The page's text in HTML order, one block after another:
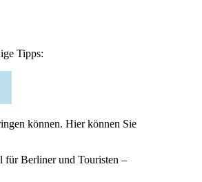
Tipps:
können. Hier können Sie
für Berliner und Touristen –